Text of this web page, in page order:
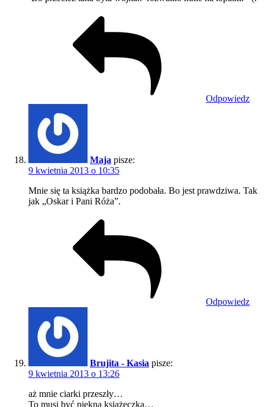
Odpowiedz
Maja pisze:
9 kwietnia 2013 o 10:35
Mnie się ta książka bardzo podobała. Bo jest prawdziwa. Tak
jak „Oskar i Pani Róża”.
Odpowiedz
Brujita - Kasia pisze:
9 kwietnia 2013 o 13:26
aż mnie ciarki przeszły…
To musi być piękna książeczka…